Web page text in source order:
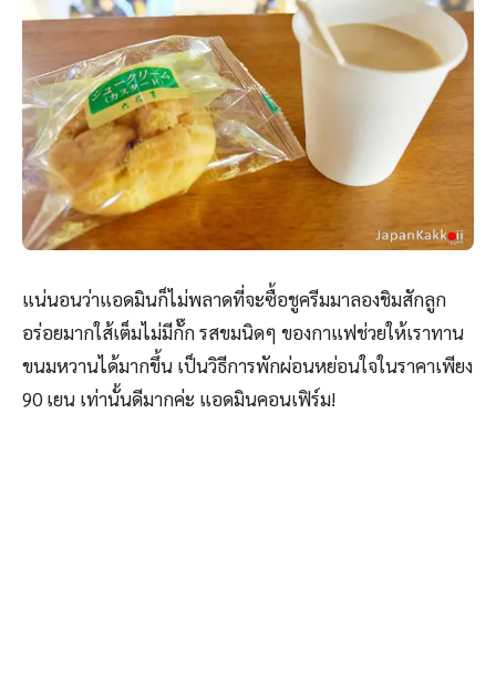
แน่นอนว่าแอดมินก็ไม่พลาดที่จะซื้อชูครีมมาลองชิมสักลูก
อร่อยมากใส้เต็มไม่มีกั๊ก รสขมนิดๆ ของกาแฟช่วยให้เราทาน
ขนมหวานได้มากขึ้น เป็นวิธีการพักผ่อนหย่อนใจในราคาเพียง
90 เยน เท่านั้นดีมากค่ะ แอดมินคอนเฟิร์ม!